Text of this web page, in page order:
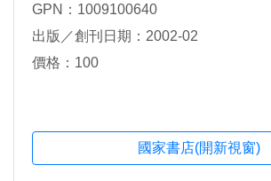
GPN：1009100640
出版／創刊日期：2002-02
價格：100
國家書店(開新視窗)